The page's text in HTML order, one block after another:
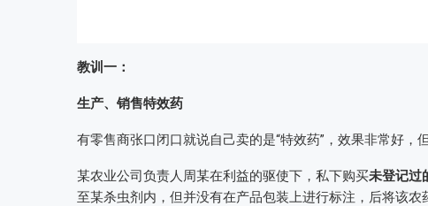
教训一：
生产、销售特效药
有零售商张口闭口就说自己卖的是“特效药”，效果非常好，
某农业公司负责人周某在利益的驱使下，私下购买未登记过
至某杀虫剂内，但并没有在产品包装上进行标注，后将该农